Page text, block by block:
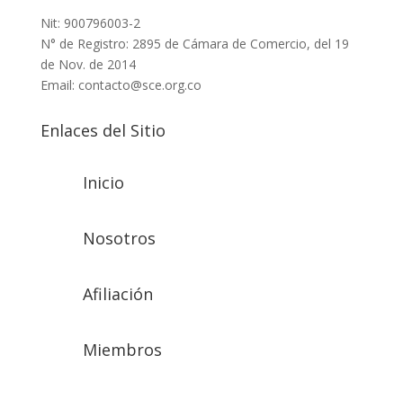
Nit: 900796003-2
N° de Registro: 2895 de Cámara de Comercio, del 19
de Nov. de 2014
Email: contacto@sce.org.co
Enlaces del Sitio
Inicio
Nosotros
Afiliación
Miembros